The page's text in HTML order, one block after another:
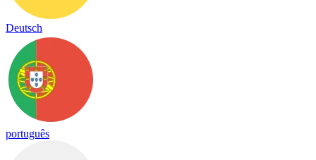
Deutsch
português